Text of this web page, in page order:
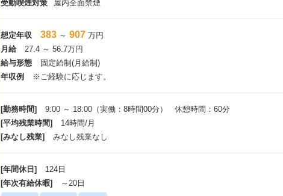
こと】
そしてそのビジョンと当社が掲げる理念体系（Integrity・企業理念・DNA・
大切にしています。
入社時だけではなくプロジェクト配属を決定する際にも大切にしており、
条件だけにフォーカスしたマッチングだけではなく、個人と組織のビジョンマ
AI Transformationの推進～1.4万人の社員が研修を受講～
AI Transformationを推進していくために社内業務では Copilot を中心にAIを活用
顧客への価値提供を行うために、AIを正しく使いこなすためのリテラシー教育
2025年度は延べ1.4万人の社員がAI研修を受講しています。
受動喫煙対策
屋内全面禁煙
想定年収 383 ～ 907 万円
月給
27.4 ～ 56.7万円
給与形態
固定給制(月給制)
年収例
※ご経験に応じます。
[勤務時間]
9:00 ～ 18:00（実働：8時間00分） 休憩時間：60分
[平均残業時間]
14時間/月
[みなし残業]
みなし残業なし
[年間休日]
124日
[年次有給休暇]
～20日